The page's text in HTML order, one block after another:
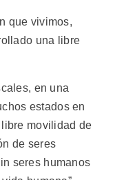
que vivimos,
una libre
en una
estados en
movilidad de
de seres
seres humanos